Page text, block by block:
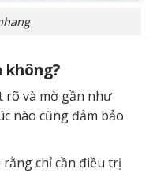
không?
rõ và mờ gần như
nào cũng đảm bảo
chỉ cần điều trị